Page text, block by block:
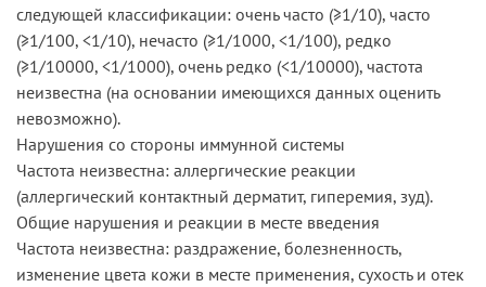
следующей классификации: очень часто (≥1/10), часто
(≥1/100, <1/10), нечасто (≥1/1000, <1/100), редко
(≥1/10000, <1/1000), очень редко (<1/10000), частота
неизвестна (на основании имеющихся данных оценить
невозможно).
Нарушения со стороны иммунной системы
Частота неизвестна: аллергические реакции
(аллергический контактный дерматит, гиперемия, зуд).
Общие нарушения и реакции в месте введения
Частота неизвестна: раздражение, болезненность,
изменение цвета кожи в месте применения, сухость и отек